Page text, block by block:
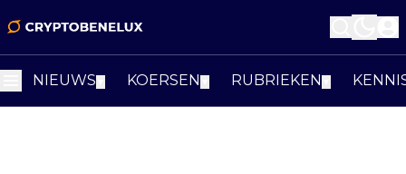
NIEUWS KOERSEN RUBRIEKEN